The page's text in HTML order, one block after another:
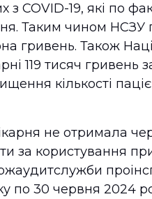
з COVID-19, які по
Таким чином НСЗУ
гривень. Також
119 тисяч гривень
кількості
не отримала
за користування
по 30 червня 2024